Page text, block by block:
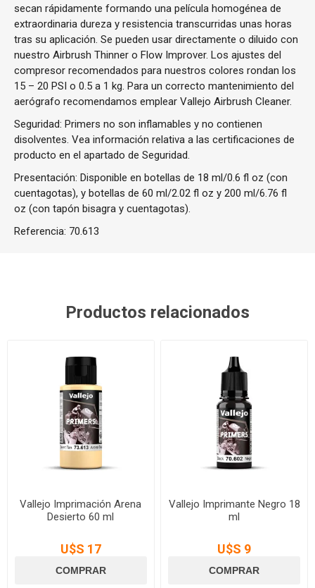
secan rápidamente formando una película homogénea de
extraordinaria dureza y resistencia transcurridas unas horas
tras su aplicación. Se pueden usar directamente o diluido con
nuestro Airbrush Thinner o Flow Improver. Los ajustes del
compresor recomendados para nuestros colores rondan los
15 – 20 PSI o 0.5 a 1 kg. Para un correcto mantenimiento del
aerógrafo recomendamos emplear Vallejo Airbrush Cleaner.
Seguridad: Primers no son inflamables y no contienen
disolventes. Vea información relativa a las certificaciones de
producto en el apartado de Seguridad.
Presentación: Disponible en botellas de 18 ml/0.6 fl oz (con
cuentagotas), y botellas de 60 ml/2.02 fl oz y 200 ml/6.76 fl
oz (con tapón bisagra y cuentagotas).
Referencia: 70.613
Productos relacionados
Vallejo Imprimación Arena
Desierto 60 ml
U$S 17
Vallejo Imprimante Negro 18
ml
U$S 9